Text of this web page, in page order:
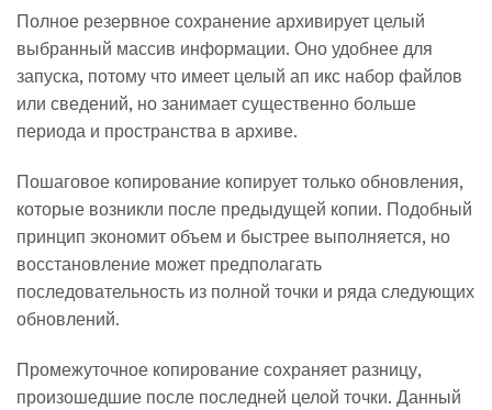
Полное резервное сохранение архивирует целый
выбранный массив информации. Оно удобнее для
запуска, потому что имеет целый ап икс набор файлов
или сведений, но занимает существенно больше
периода и пространства в архиве.
Пошаговое копирование копирует только обновления,
которые возникли после предыдущей копии. Подобный
принцип экономит объем и быстрее выполняется, но
восстановление может предполагать
последовательность из полной точки и ряда следующих
обновлений.
Промежуточное копирование сохраняет разницу,
произошедшие после последней целой точки. Данный